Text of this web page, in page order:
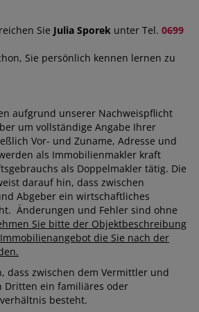
Sie Julia Sporek unter Tel. 0699
Sie persönlich kennen lernen zu
aufgrund unserer Nachweispflicht
um vollständige Angabe Ihrer
Vor- und Zuname, Adresse und
als Immobilienmakler kraft
als Doppelmakler tätig. Die
darauf hin, dass zwischen
Abgeber ein wirtschaftliches
Änderungen und Fehler sind ohne
Sie bitte der Objektbeschreibung
die Sie nach der
dass zwischen dem Vermittler und
Dritten ein familiäres oder
besteht.